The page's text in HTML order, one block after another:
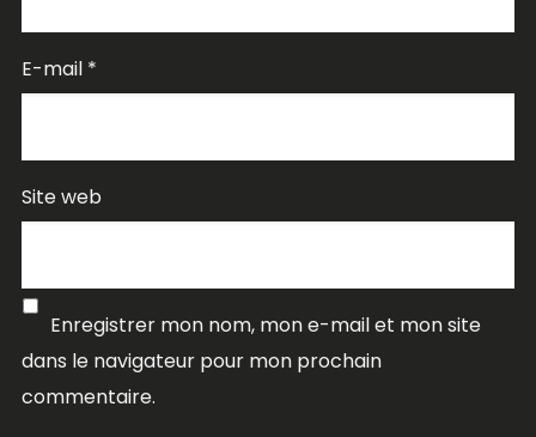
E-mail *
Site web
Enregistrer mon nom, mon e-mail et mon site
dans le navigateur pour mon prochain
commentaire.